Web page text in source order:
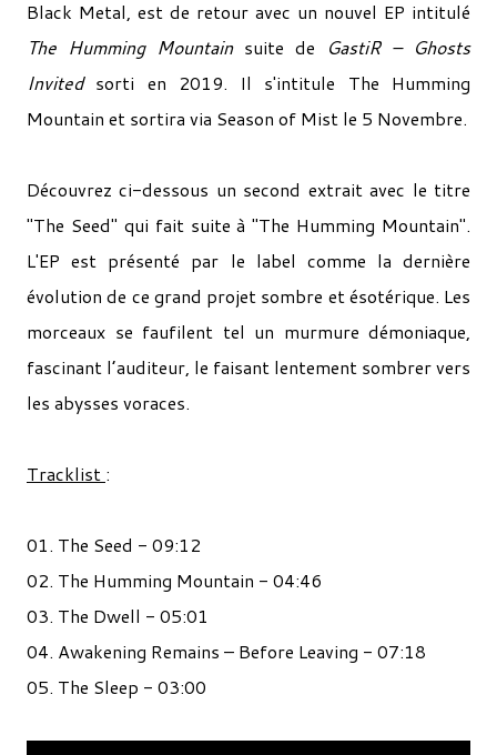
Black Metal, est de retour avec un nouvel EP intitulé
The Humming Mountainsuite de
GastiR – Ghosts
Invitedsorti en 2019. Il s'intitule The Humming
Mountain et sortira via Season of Mist le 5 Novembre.
Découvrez ci-dessous un second extrait avec le titre
"The Seed" qui fait suite à "The Humming Mountain".
L'EP est présenté par le label comme la dernière
évolution de ce grand projet sombre et ésotérique. Les
morceaux se faufilent tel un murmure démoniaque,
fascinant l’auditeur, le faisant lentement sombrer vers
les abysses voraces.
Tracklist :
01. The Seed - 09:12
02. The Humming Mountain - 04:46
03. The Dwell - 05:01
04. Awakening Remains – Before Leaving - 07:18
05. The Sleep - 03:00